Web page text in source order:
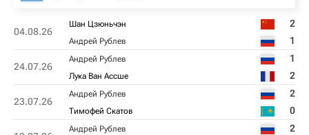
04.08.26
Шан Цзюньчэн 2
Андрей Рублев 1
24.07.26
Андрей Рублев 1
Лука Ван Ассше 2
23.07.26
Андрей Рублев 2
Тимофей Скатов 0
Андрей Рублев 2